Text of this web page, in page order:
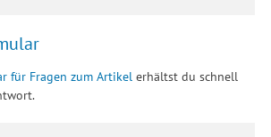
für Fragen zum Artikel erhältst du schnell